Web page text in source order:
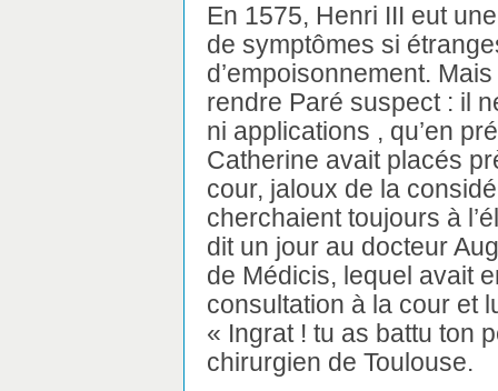
En 1575, Henri III eut
de symptômes si
d’empoisonnement.
rendre Paré suspect : il
ni applications , qu’en
Catherine avait placés
cour, jaloux de la
cherchaient toujours à
dit un jour au docteur
de Médicis, lequel avait
consultation à la cour et
« Ingrat ! tu as battu ton
chirurgien de Toulouse.